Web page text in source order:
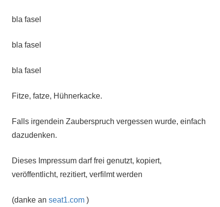
bla fasel
bla fasel
bla fasel
Fitze, fatze, Hühnerkacke.
Falls irgendein Zauberspruch vergessen wurde, einfach
dazudenken.
Dieses Impressum darf frei genutzt, kopiert,
veröffentlicht, rezitiert, verfilmt werden
(danke an seat1.com )